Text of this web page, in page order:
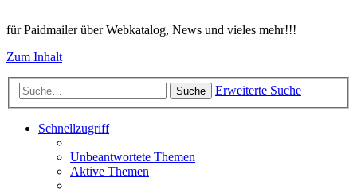
für Paidmailer über Webkatalog, News und vieles mehr!!!
Zum Inhalt
Suche Erweiterte Suche
Schnellzugriff
Unbeantwortete Themen
Aktive Themen